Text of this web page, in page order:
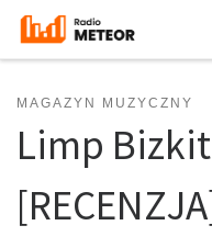
Przejdź do treści
MAGAZYN MUZYCZNY
Limp